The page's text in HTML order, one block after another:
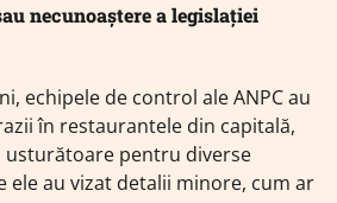
necunoaștere a legislației
echipele de control ale ANPC au
în restaurantele din capitală,
pentru diverse
ele au vizat detalii minore, cum ar